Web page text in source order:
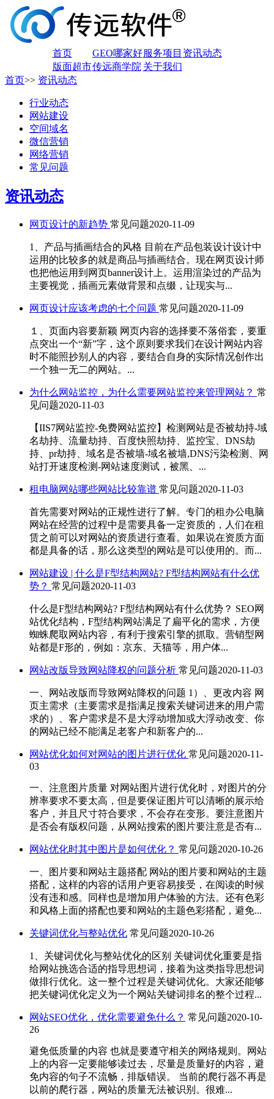
首页 GEO哪家好 服务项目 资讯动态
版面超市传远商学院 关于我们
首页>> 资讯动态
行业动态
网站建设
空间域名
微信营销
网络营销
常见问题
资讯动态
网页设计的新趋势 常见问题2020-11-09
1、产品与插画结合的风格 目前在产品包装设计设计中
运用的比较多的就是商品与插画结合。现在网页设计师
也把他运用到网页banner设计上。运用渲染过的产品为
主要视觉，插画元素做背景和点缀，让现实与...
网页设计应该考虑的七个问题 常见问题2020-11-09
１、页面内容要新颖 网页内容的选择要不落俗套，要重
点突出一个“新”字，这个原则要求我们在设计网站内容
时不能照抄别人的内容，要结合自身的实际情况创作出
一个独一无二的网站。...
为什么网站监控，为什么需要网站监控来管理网站？ 常
见问题2020-11-03
【IIS7网站监控-免费网站监控】检测网站是否被劫持-域
名劫持、流量劫持、百度快照劫持、监控宝、DNS劫
持、pr劫持、域名是否被墙-域名被墙,DNS污染检测、网
站打开速度检测-网站速度测试，被黑、...
租电脑网站哪些网站比较靠谱 常见问题2020-11-03
首先需要对网站的正规性进行了解。专门的租办公电脑
网站在经营的过程中是需要具备一定资质的，人们在租
赁之前可以对网站的资质进行查看。如果说在资质方面
都是具备的话，那么这类型的网站是可以使用的。而...
网站建设 | 什么是F型结构网站? F型结构网站有什么优
势？ 常见问题2020-11-03
什么是F型结构网站? F型结构网站有什么优势？ SEO网
站优化结构，F型结构网站满足了扁平化的需求，方便
蜘蛛爬取网站内容，有利于搜索引擎的抓取。营销型网
站都是F形的，例如：京东、天猫等，用户体...
网站改版导致网站降权的问题分析 常见问题2020-11-03
一、网站改版而导致网站降权的问题 1）、更改内容 网
页主需求（主要需求是指满足搜索关键词进来的用户需
求的）、客户需求是不是大浮动增加或大浮动改变、你
的网站已经不能满足老客户和新客户的...
网站优化如何对网站的图片进行优化 常见问题2020-11-
03
一、注意图片质量 对网站图片进行优化时，对图片的分
辨率要求不要太高，但是要保证图片可以清晰的展示给
客户，并且尺寸符合要求，不会存在变形。要注意图片
是否会有版权问题，从网站搜索的图片要注意是否有...
网站优化时其中图片是如何优化？ 常见问题2020-10-26
一、图片要和网站主题搭配 网站的图片要和网站的主题
搭配，这样的内容的话用户更容易接受，在阅读的时候
没有违和感。同样也是增加用户体验的方法。还有色彩
和风格上面的搭配也要和网站的主题色彩搭配，避免...
关键词优化与整站优化 常见问题2020-10-26
1、关键词优化与整站优化的区别 关键词优化重要是指
给网站挑选合适的指导思想词，接着为这类指导思想词
做排行优化。这一整个过程是关键词优化。大家还能够
把关键词优化定义为一个网站关键词排名的整个过程...
网站SEO优化，优化需要避免什么？ 常见问题2020-10-
26
避免低质量的内容 也就是要遵守相关的网络规则。网站
上的内容一定要能够读过去，尽量是质量好的内容，避
免内容的句子不流畅，排版错误。 当前的爬行器不再是
以前的爬行器，网站的质量无法被识别。很难...